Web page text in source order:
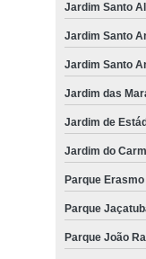
Jardim Santo
Jardim Santo
Jardim Santo
Jardim das
Jardim de
Jardim do
Parque
Parque
Parque João